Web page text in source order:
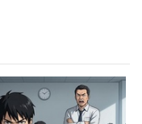
。実務指導・企画
テップ研修」などで